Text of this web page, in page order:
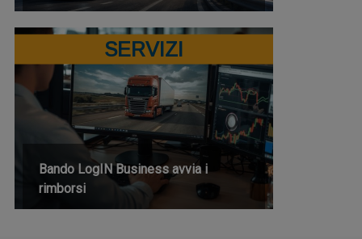
SERVIZI
Bando LogIN Business avvia i
rimborsi